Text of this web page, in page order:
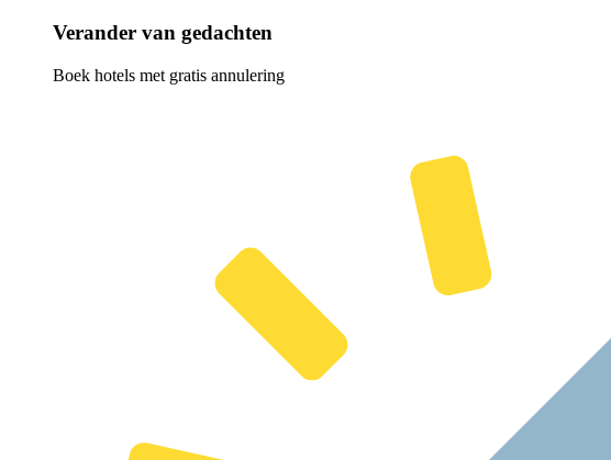
Verander van gedachten
Boek hotels met gratis annulering